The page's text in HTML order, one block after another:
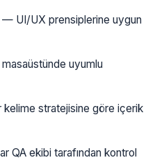
— UI/UX prensiplerine uygun
uyumlu
stratejisine göre içerik
QA ekibi tarafından kontrol